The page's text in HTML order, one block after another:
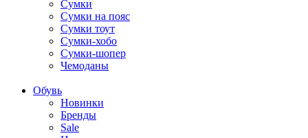
Сумки
Сумки на пояс
Сумки тоут
Сумки-хобо
Сумки-шопер
Чемоданы
Обувь
Новинки
Бренды
Sale